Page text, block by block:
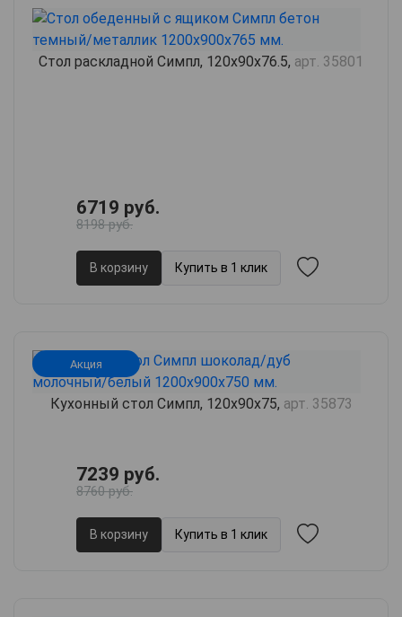
Стол раскладной Симпл, 120х90х76.5, арт. 35801
6719 руб.
8198 руб.
В корзину Купить в 1 клик
Акция
Кухонный стол Симпл, 120х90х75, арт. 35873
7239 руб.
8760 руб.
В корзину Купить в 1 клик